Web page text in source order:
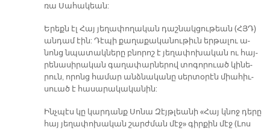
ռա Սա­հա­կեա­ն:
Ե­րեքն էլ Հայ յե­ղա­փո­ղա­կան դաշ­նակ­ցու­թեան (ՀՅԴ)
ան­դամ էին: Դէ­պի քա­ղա­քա­կա­նու­թիւն եր­թա­լու ա­
նոնց նպա­տակ­նե­րը բնո­րոշ է յե­ղա­փո­խա­կան ու հայ­
րե­նա­սի­րա­կան գա­ղա­փար­նե­րով տո­գո­րուած կի­նե­
րուն, ո­րոնց հա­մար անձ­նա­կա­նը սեր­տօ­րէն միա­հիւ­
սուած է հա­սա­րա­կա­կա­նին:
Ինչ­պէս կը կար­դանք Սո­նա Զէյթ­լեա­նի «Հայ կնոջ դե­րը
հայ յե­ղա­փո­խա­կան շարժ­ման մէ­ջ» գիր­քին մէջ (Լոս